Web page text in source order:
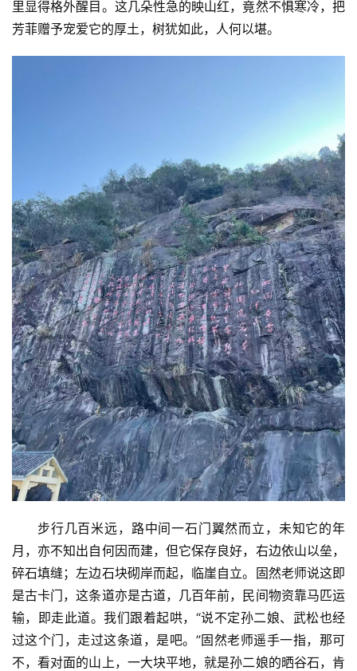
里显得格外醒目。这几朵性急的映山红，竟然不惧寒冷，把
芳菲赠予宠爱它的厚土，树犹如此，人何以堪。
步行几百米远，路中间一石门翼然而立，未知它的年
月，亦不知出自何因而建，但它保存良好，右边依山以垒，
碎石填缝；左边石块砌岸而起，临崖自立。固然老师说这即
是古卡门，这条道亦是古道，几百年前，民间物资靠马匹运
输，即走此道。我们跟着起哄，“说不定孙二娘、武松也经
过这个门，走过这条道，是吧。”固然老师遥手一指，那可
不，看对面的山上，一大块平地，就是孙二娘的晒谷石，肯